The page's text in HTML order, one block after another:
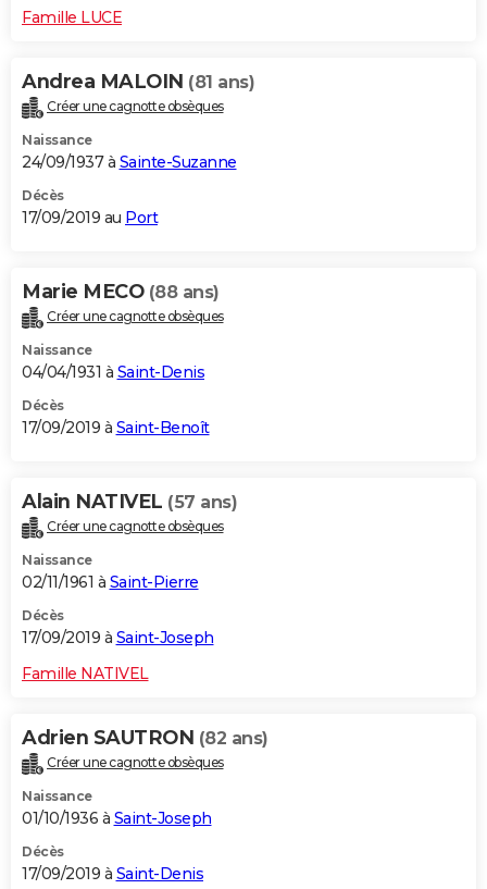
Famille LUCE
Andrea MALOIN (81 ans)
Créer une cagnotte obsèques
Naissance
24/09/1937 à Sainte-Suzanne
Décès
17/09/2019 au Port
Marie MECO (88 ans)
Créer une cagnotte obsèques
Naissance
04/04/1931 à Saint-Denis
Décès
17/09/2019 à Saint-Benoît
Alain NATIVEL (57 ans)
Créer une cagnotte obsèques
Naissance
02/11/1961 à Saint-Pierre
Décès
17/09/2019 à Saint-Joseph
Famille NATIVEL
Adrien SAUTRON (82 ans)
Créer une cagnotte obsèques
Naissance
01/10/1936 à Saint-Joseph
Décès
17/09/2019 à Saint-Denis